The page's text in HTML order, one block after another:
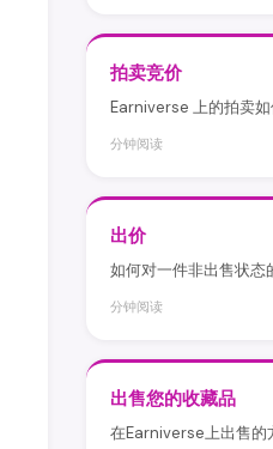
拍卖竞价
Earniverse 上的拍卖如
分钟阅读
出价
如何对一件非出售状态
分钟阅读
出售您的收藏品
在Earniverse上出售的